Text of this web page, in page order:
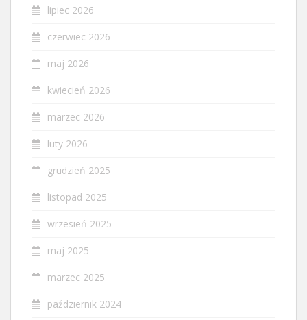
lipiec 2026
czerwiec 2026
maj 2026
kwiecień 2026
marzec 2026
luty 2026
grudzień 2025
listopad 2025
wrzesień 2025
maj 2025
marzec 2025
październik 2024